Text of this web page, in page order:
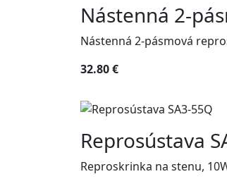
Nástenná 2-
Nástenná 2-pásmová
32.80 €
Reprosústava
Reproskrinka na stenu,